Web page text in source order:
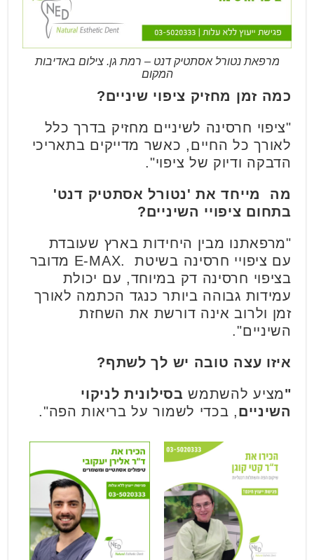
מרפאת נטורל אסתטיק דנט – רמת גן. צילום באדיבות
המקום
כמה זמן מחזיק ציפוי שיניים?
"ציפוי חרסינה לשיניים מחזיק בדרך כלל
לאורך כל החיים, כאשר מדייקים בתאריכי
הדבקה ודיוק של ציפוי".
מה מייחד את 'נטורל אסתטיק דנט'
בתחום ציפויי השיניים?
"מרפאתנו מבין היחידות בארץ שעובדת
עם ציפויי חרסינה בשיטת .E-MAX מדובר
בציפוי חרסינה דק במיוחד, עם יכולת
עמידות גבוהה ביותר כנגד הכתמה לאורך
זמן ולרוב אינה דורשת את השחזת
השיניים".
איזו עצה טובה יש לך לשתף?
"מציע להשתמש בסילונית לניקוי
השיניים, בכדי לשמור על בריאות הפה".